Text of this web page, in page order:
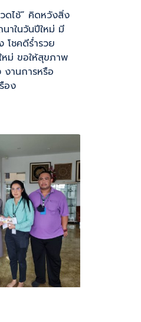
ดไช้” คิดหวังสิ่ง
าในวันปีใหม่ มี
โชคดีร่ำรวย
ม่ ขอให้สุขภาพ
งานการหรือ
อง